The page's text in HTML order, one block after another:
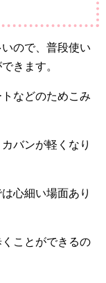
ので、普段使い
きます。
などのためこみ
バンが軽くなり
心細い場面あり
ことができるの